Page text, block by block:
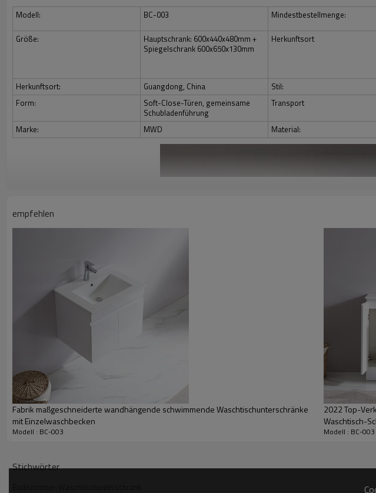
Modell: BC-003 Mindestbestellmenge:
Größe:
Hauptschrank: 600x440x480mm +
Spiegelschrank 600x650x130mm
Herkunftsort
Herkunftsort: Guangdong, China Stil:
Form:
Soft-Close-Türen, gemeinsame
Schubladenführung
Transport
Marke: MWD Material:
empfehlen
Fabrik maßgeschneiderte wandhängende schwimmende Waschtischunterschränke
mit Einzelwaschbecken
Modell : BC-003
2022 Top-
Waschtisch-
Modell : BC-003
Stichwörter